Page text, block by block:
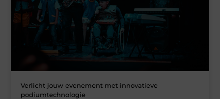
Verlicht jouw evenement met innovatieve
podiumtechnologie